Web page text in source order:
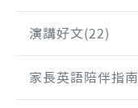
演講好文(22)
家長英語陪伴指南